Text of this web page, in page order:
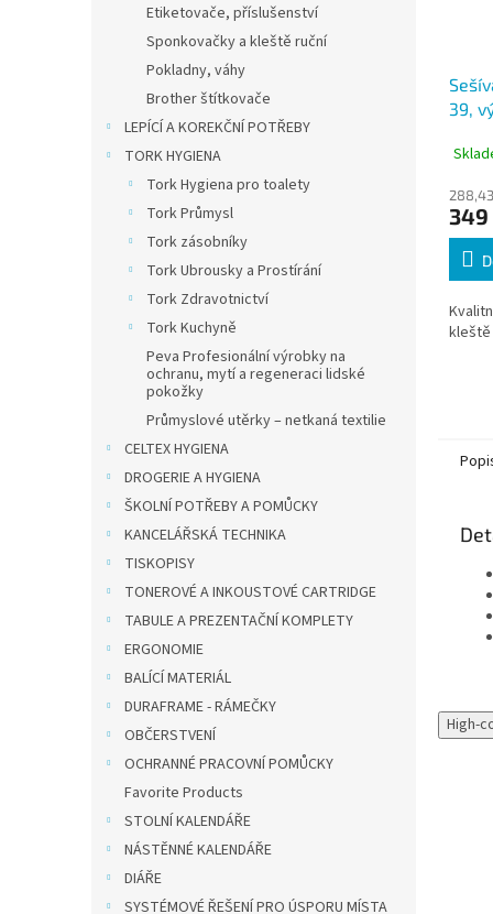
Etiketovače, příslušenství
Sponkovačky a kleště ruční
Pokladny, váhy
Brother štítkovače
LEPÍCÍ A KOREKČNÍ POTŘEBY
TORK HYGIENA
Tork Hygiena pro toalety
Tork Průmysl
Tork zásobníky
Tork Ubrousky a Prostírání
Tork Zdravotnictví
Tork Kuchyně
Peva Profesionální výrobky na
ochranu, mytí a regeneraci lidské
pokožky
Průmyslové utěrky – netkaná textilie
CELTEX HYGIENA
DROGERIE A HYGIENA
ŠKOLNÍ POTŘEBY A POMŮCKY
KANCELÁŘSKÁ TECHNIKA
TISKOPISY
TONEROVÉ A INKOUSTOVÉ CARTRIDGE
TABULE A PREZENTAČNÍ KOMPLETY
ERGONOMIE
BALÍCÍ MATERIÁL
DURAFRAME - RÁMEČKY
OBČERSTVENÍ
OCHRANNÉ PRACOVNÍ POMŮCKY
Favorite Products
STOLNÍ KALENDÁŘE
NÁSTĚNNÉ KALENDÁŘE
DIÁŘE
SYSTÉMOVÉ ŘEŠENÍ PRO ÚSPORU MÍSTA
39,
349
kleště
High-